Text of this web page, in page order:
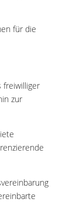
für die
zur